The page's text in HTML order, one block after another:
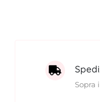
Sopra